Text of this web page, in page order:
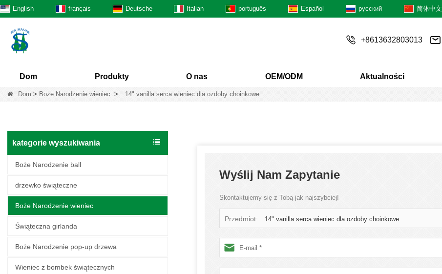
English français Deutsche Italian português Español русский 简体中文
+8613632803013
Dom Produkty O nas OEM/ODM Aktualności
Dom > Boże Narodzenie wieniec > 14" vanilla serca wieniec dla ozdoby choinkowe
kategorie wyszukiwania
Boże Narodzenie ball
drzewko świąteczne
Boże Narodzenie wieniec
Świąteczna girlanda
Boże Narodzenie pop-up drzewa
Wieniec z bombek świątecznych
Wyślij Nam Zapytanie
Skontaktujemy się z Tobą jak najszybciej!
Przedmiot: 14" vanilla serca wieniec dla ozdoby choinkowe